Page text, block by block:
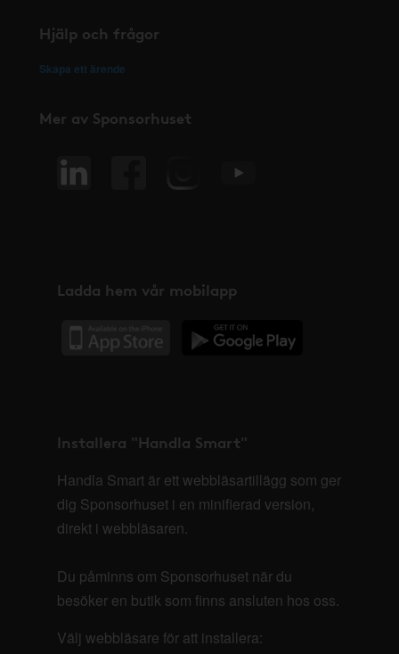
Hjälp och frågor
Skapa ett ärende
Mer av Sponsorhuset
Ladda hem vår mobilapp
Installera "Handla Smart"
Handla Smart är ett webbläsartillägg som ger
dig Sponsorhuset i en minifierad version,
direkt i webbläsaren.
Du påminns om Sponsorhuset när du
besöker en butik som finns ansluten hos oss.
Välj webbläsare för att installera: